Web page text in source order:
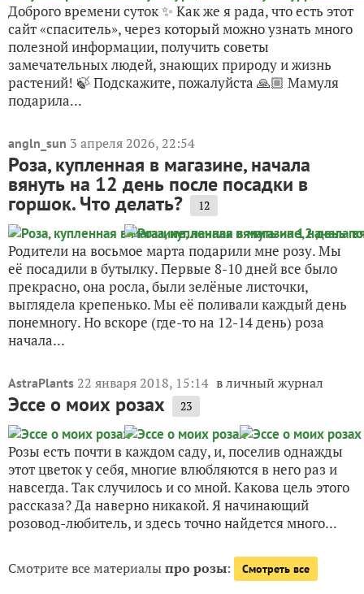
Доброго времени суток ✨ Как же я рада, что есть этот
сайт «спаситель», через который можно узнать много
полезной информации, получить советы
замечательных людей, знающих природу и жизнь
растений! 🍃 Подскажите, пожалуйста 🙏🏼 Мамуля
подарила...
angln_sun 3 апреля 2026, 22:54
Роза, купленная в магазине, начала
вянуть на 12 день после посадки в
горшок. Что делать? 12
Родители на восьмое марта подарили мне розу. Мы
её посадили в бутылку. Первые 8-10 дней все было
прекрасно, она росла, были зелёные листочки,
выглядела крепенько. Мы её поливали каждый день
понемногу. Но вскоре (где-то на 12-14 день) роза
начала...
AstraPlants 22 января 2018, 15:14 в личный журнал
Эссе о моих розах 23
Розы есть почти в каждом саду, и, поселив однажды
этот цветок у себя, многие влюбляются в него раз и
навсегда. Так случилось и со мной. Какова цель этого
рассказа? Да наверно никакой. Я начинающий
розовод-любитель, и здесь точно найдется много...
Смотрите все материалыпро розы: Смотреть все